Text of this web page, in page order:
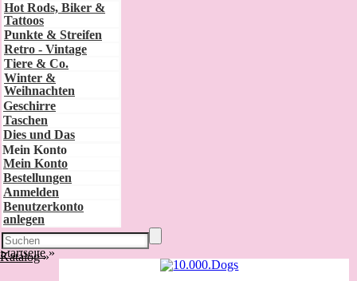
Hot Rods, Biker &
Tattoos
Punkte & Streifen
Retro - Vintage
Tiere & Co.
Winter &
Weihnachten
Geschirre
Taschen
Dies und Das
Mein Konto
Mein Konto
Bestellungen
Anmelden
Benutzerkonto
anlegen
Startseite »
Katalog »